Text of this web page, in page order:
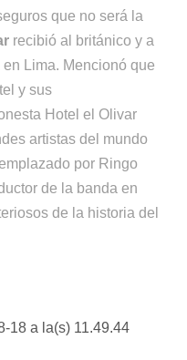
que no será la
recibió al británico y a
Lima. Mencionó que
y sus
Hotel el Olivar
artistas del mundo
por Ringo
de la banda en
de la historia del